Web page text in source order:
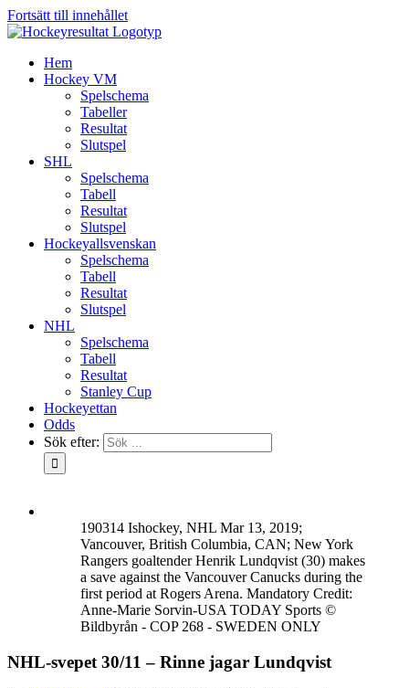
Fortsätt till innehållet
Hem
Hockey VM
Spelschema
Tabeller
Resultat
Slutspel
SHL
Spelschema
Tabell
Resultat
Slutspel
Hockeyallsvenskan
Spelschema
Tabell
Resultat
Slutspel
NHL
Spelschema
Tabell
Resultat
Stanley Cup
Hockeyettan
Odds
Sök efter:
190314 Ishockey, NHL Mar 13, 2019;
Vancouver, British Columbia, CAN; New York
Rangers goaltender Henrik Lundqvist (30) makes
a save against the Vancouver Canucks during the
first period at Rogers Arena. Mandatory Credit:
Anne-Marie Sorvin-USA TODAY Sports ©
Bildbyrån - COP 268 - SWEDEN ONLY
NHL-svepet 30/11 – Rinne jagar Lundqvist